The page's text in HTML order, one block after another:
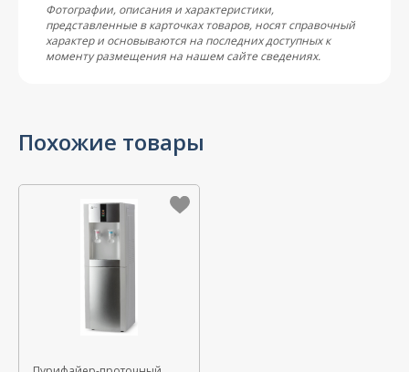
Фотографии, описания и характеристики,
представленные в карточках товаров, носят справочный
характер и основываются на последних доступных к
моменту размещения на нашем сайте сведениях.